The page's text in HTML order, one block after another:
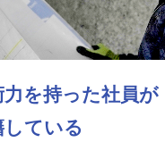
力を持った社員が
ている